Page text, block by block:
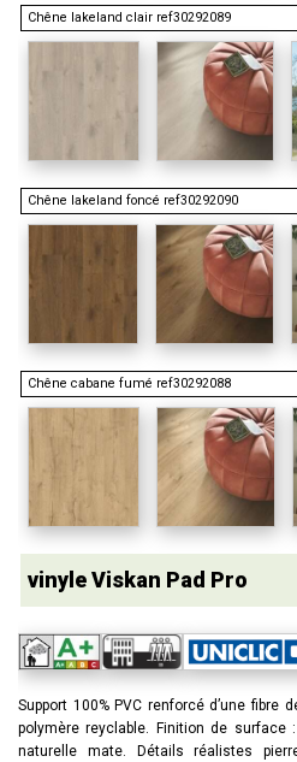
Chêne lakeland clair ref30292089
Chêne lakeland foncé ref30292090
Chêne cabane fumé ref30292088
vinyle Viskan Pad Pro
Support 100% PVC renforcé d’une fibre
polymère reyclable. Finition de surface
naturelle mate. Détails réalistes